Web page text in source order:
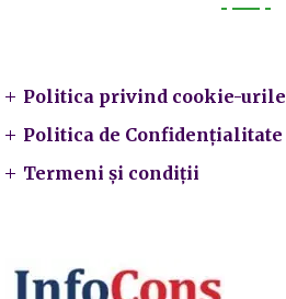
Politica privind cookie-urile
Politica de Confidențialitate
Termeni și condiții